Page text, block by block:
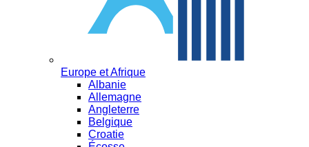
Europe et Afrique
Albanie
Allemagne
Angleterre
Belgique
Croatie